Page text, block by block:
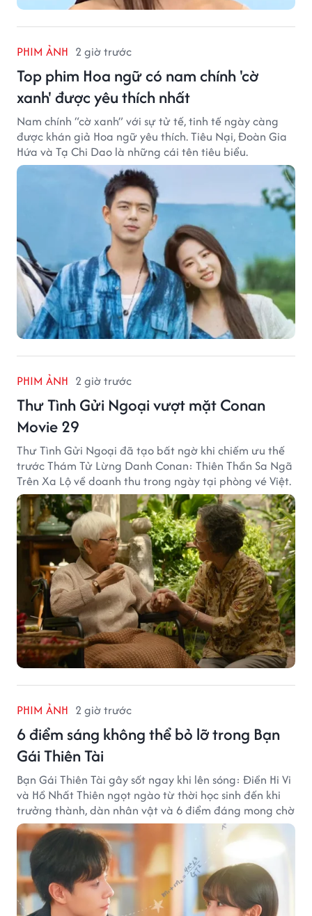
PHIM ẢNH 2 giờ trước
Top phim Hoa ngữ có nam chính 'cờ
xanh' được yêu thích nhất
Nam chính “cờ xanh” với sự tử tế, tinh tế ngày càng
được khán giả Hoa ngữ yêu thích. Tiêu Nại, Đoàn Gia
Hứa và Tạ Chi Dao là những cái tên tiêu biểu.
PHIM ẢNH 2 giờ trước
Thư Tình Gửi Ngoại vượt mặt Conan
Movie 29
Thư Tình Gửi Ngoại đã tạo bất ngờ khi chiếm ưu thế
trước Thám Tử Lừng Danh Conan: Thiên Thần Sa Ngã
Trên Xa Lộ về doanh thu trong ngày tại phòng vé Việt.
PHIM ẢNH 2 giờ trước
6 điểm sáng không thể bỏ lỡ trong Bạn
Gái Thiên Tài
Bạn Gái Thiên Tài gây sốt ngay khi lên sóng: Điền Hi Vi
và Hồ Nhất Thiên ngọt ngào từ thời học sinh đến khi
trưởng thành, dàn nhân vật và 6 điểm đáng mong chờ